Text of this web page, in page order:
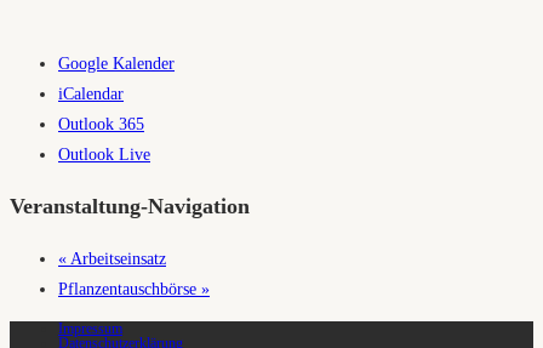
Google Kalender
iCalendar
Outlook 365
Outlook Live
Veranstaltung-Navigation
« Arbeitseinsatz
Pflanzentauschbörse »
Impressum
Datenschutzerklärung